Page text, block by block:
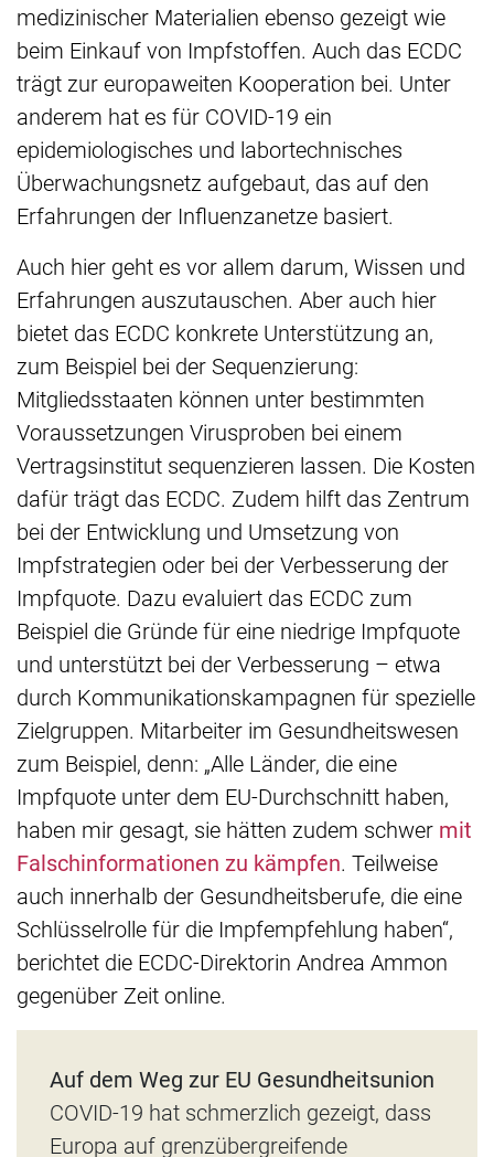
medizinischer Materialien ebenso gezeigt wie
beim Einkauf von Impfstoffen. Auch das ECDC
trägt zur europaweiten Kooperation bei. Unter
anderem hat es für COVID-19 ein
epidemiologisches und labortechnisches
Überwachungsnetz aufgebaut, das auf den
Erfahrungen der Influenzanetze basiert.
Auch hier geht es vor allem darum, Wissen und
Erfahrungen auszutauschen. Aber auch hier
bietet das ECDC konkrete Unterstützung an,
zum Beispiel bei der Sequenzierung:
Mitgliedsstaaten können unter bestimmten
Voraussetzungen Virusproben bei einem
Vertragsinstitut sequenzieren lassen. Die Kosten
dafür trägt das ECDC. Zudem hilft das Zentrum
bei der Entwicklung und Umsetzung von
Impfstrategien oder bei der Verbesserung der
Impfquote. Dazu evaluiert das ECDC zum
Beispiel die Gründe für eine niedrige Impfquote
und unterstützt bei der Verbesserung – etwa
durch Kommunikationskampagnen für spezielle
Zielgruppen. Mitarbeiter im Gesundheitswesen
zum Beispiel, denn: „Alle Länder, die eine
Impfquote unter dem EU-Durchschnitt haben,
haben mir gesagt, sie hätten zudem schwer mit
Falschinformationen zu kämpfen. Teilweise
auch innerhalb der Gesundheitsberufe, die eine
Schlüsselrolle für die Impfempfehlung haben“,
berichtet die ECDC-Direktorin Andrea Ammon
gegenüber Zeit online.
Auf dem Weg zur EU Gesundheitsunion
COVID-19 hat schmerzlich gezeigt, dass
Europa auf grenzübergreifende